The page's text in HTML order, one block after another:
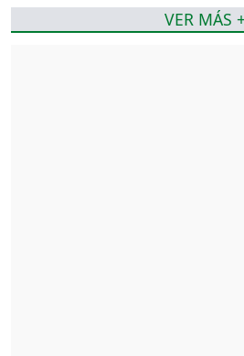
VER MÁS